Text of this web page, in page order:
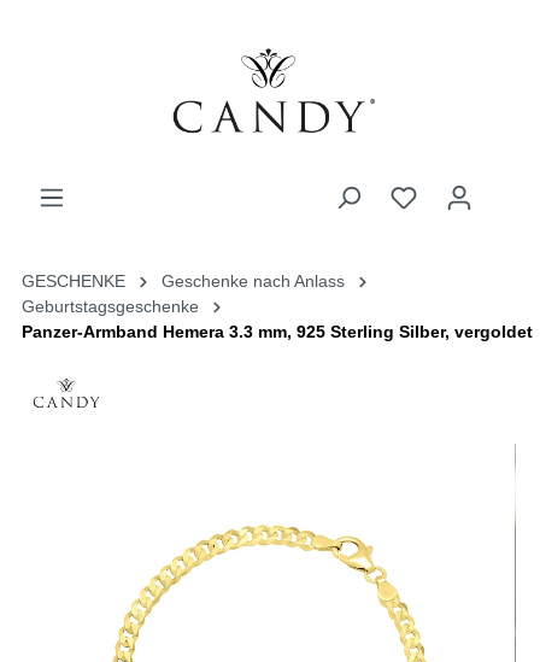
GESCHENKE
Geschenke nach Anlass
Geburtstagsgeschenke
Panzer-Armband Hemera 3.3 mm, 925 Sterling Silber, vergoldet